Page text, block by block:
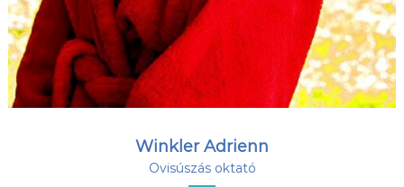
Winkler Adrienn
Ovisúszás oktató